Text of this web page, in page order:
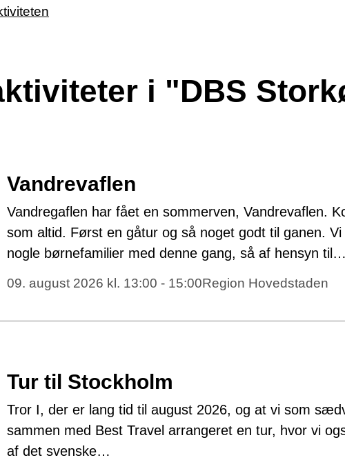
i "DBS
Vandrevaflen
Vandregaflen har fået en sommerven, Vandrevaflen.
som altid. Først en gåtur og så noget godt til ganen.
nogle børnefamilier med denne gang, så af hensyn til…
09. august 2026 kl. 13:00 - 15:00Region Hovedstaden
Tur til Stockholm
Tror I, der er lang tid til august 2026, og at vi som
sammen med Best Travel arrangeret en tur, hvor vi
af det svenske…